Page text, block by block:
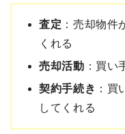
査定 ：売却物件
くれる
売却活動 ：買い
契約手続き ：買
してくれる